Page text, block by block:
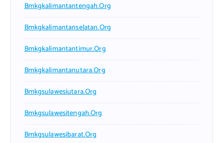
Bmkgkalimantantengah.org
Bmkgkalimantanselatan.org
Bmkgkalimantantimur.org
Bmkgkalimantanutara.org
Bmkgsulawesiutara.org
Bmkgsulawesitengah.org
Bmkgsulawesibarat.org